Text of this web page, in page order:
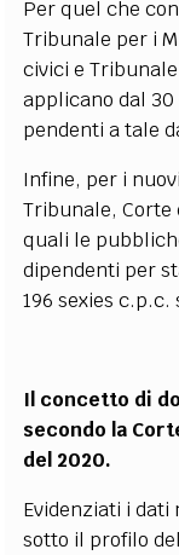
Per quel che
Tribunale per i
civici e
applicano dal
pendenti a tale
Infine, per i
Tribunale, Corte
quali le
dipendenti per
196 sexies c.p.c.
Il concetto di
secondo la
del 2020.
Evidenziati i
sotto il profilo